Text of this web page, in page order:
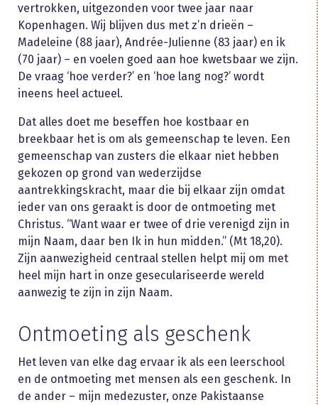
vertrokken, uitgezonden voor twee jaar naar
Kopenhagen. Wij blijven dus met z’n drieën –
Madeleine (88 jaar), Andrée-Julienne (83 jaar) en ik
(70 jaar) – en voelen goed aan hoe kwetsbaar we zijn.
De vraag ‘hoe verder?’ en ‘hoe lang nog?’ wordt
ineens heel actueel.
Dat alles doet me beseffen hoe kostbaar en
breekbaar het is om als gemeenschap te leven. Een
gemeenschap van zusters die elkaar niet hebben
gekozen op grond van wederzijdse
aantrekkingskracht, maar die bij elkaar zijn omdat
ieder van ons geraakt is door de ontmoeting met
Christus. “Want waar er twee of drie verenigd zijn in
mijn Naam, daar ben Ik in hun midden.” (Mt 18,20).
Zijn aanwezigheid centraal stellen helpt mij om met
heel mijn hart in onze geseculariseerde wereld
aanwezig te zijn in zijn Naam.
Ontmoeting als geschenk
Het leven van elke dag ervaar ik als een leerschool
en de ontmoeting met mensen als een geschenk. In
de ander – mijn medezuster, onze Pakistaanse